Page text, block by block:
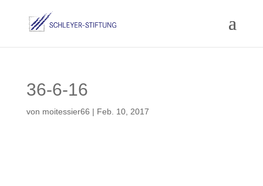
36-6-16
von moitessier66 | Feb. 10, 2017